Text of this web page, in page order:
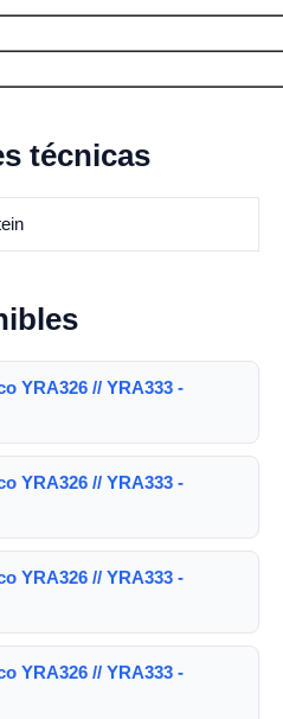
técnicas
YRA326 // YRA333 -
YRA326 // YRA333 -
YRA326 // YRA333 -
YRA326 // YRA333 -